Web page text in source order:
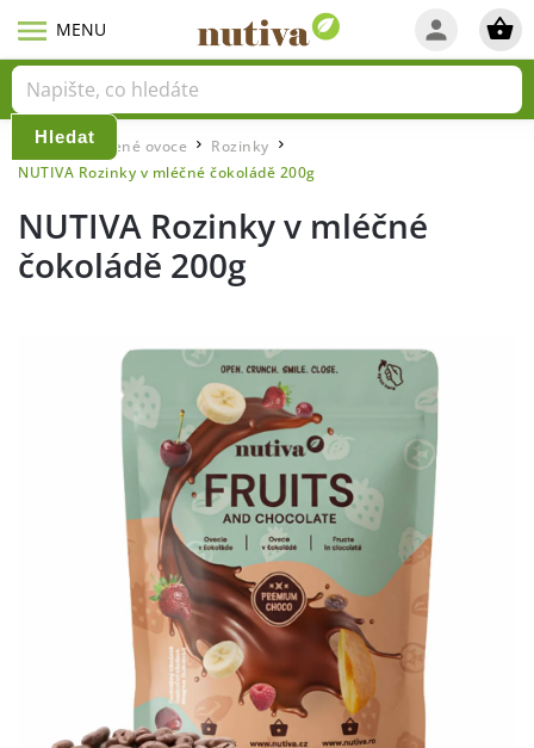
Hledat
Domů / Sušené ovoce / Rozinky
NUTIVA Rozinky v mléčné čokoládě 200g
NUTIVA Rozinky v mléčné
čokoládě 200g